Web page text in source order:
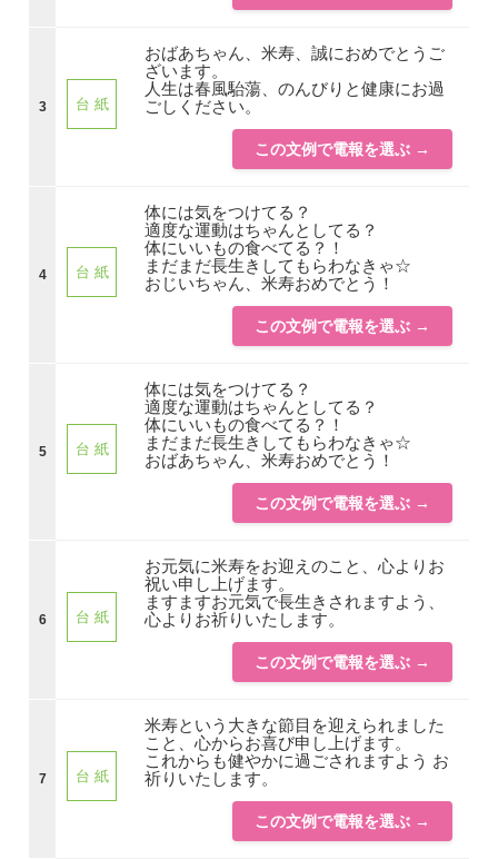
3 台 紙
おばあちゃん、米寿、誠におめでとうご
ざいます。
人生は春風駘蕩、のんびりと健康にお過
ごしください。
この文例で電報を選ぶ →
4 台 紙
体には気をつけてる？
適度な運動はちゃんとしてる？
体にいいもの食べてる？！
まだまだ長生きしてもらわなきゃ☆
おじいちゃん、米寿おめでとう！
この文例で電報を選ぶ →
5 台 紙
体には気をつけてる？
適度な運動はちゃんとしてる？
体にいいもの食べてる？！
まだまだ長生きしてもらわなきゃ☆
おばあちゃん、米寿おめでとう！
この文例で電報を選ぶ →
6 台 紙
お元気に米寿をお迎えのこと、心よりお
祝い申し上げます。
ますますお元気で長生きされますよう、
心よりお祈りいたします。
この文例で電報を選ぶ →
7 台 紙
米寿という大きな節目を迎えられました
こと、心からお喜び申し上げます。
これからも健やかに過ごされますよう お
祈りいたします。
この文例で電報を選ぶ →